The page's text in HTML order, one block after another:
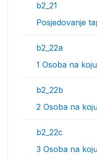
b2_21
Posjedovanje
b2_22a
1 Osoba na
b2_22b
2 Osoba na
b2_22c
3 Osoba na